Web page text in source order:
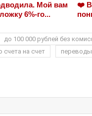
Мой вам
6%-го...
❤️
до 100 000 рублей без
счета на счет